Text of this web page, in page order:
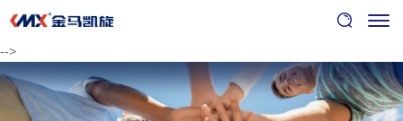
-->